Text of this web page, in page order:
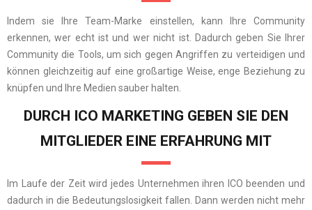
Indem sie Ihre Team-Marke einstellen, kann Ihre Community
erkennen, wer echt ist und wer nicht ist. Dadurch geben Sie Ihrer
Community die Tools, um sich gegen Angriffen zu verteidigen und
können gleichzeitig auf eine großartige Weise, enge Beziehung zu
knüpfen und Ihre Medien sauber halten.
DURCH ICO MARKETING GEBEN SIE DEN
MITGLIEDER EINE ERFAHRUNG MIT
Im Laufe der Zeit wird jedes Unternehmen ihren ICO beenden und
dadurch in die Bedeutungslosigkeit fallen. Dann werden nicht mehr